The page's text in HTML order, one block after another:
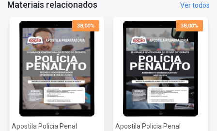
Conhecimentos Específicos
Conteúdo Digital Complementar e Exclusivo: Legislação na
Administração Pública
Materiais relacionados Ver todos
38,00%
Apostila Policia Penal
38,00%
Apostila Policia Penal